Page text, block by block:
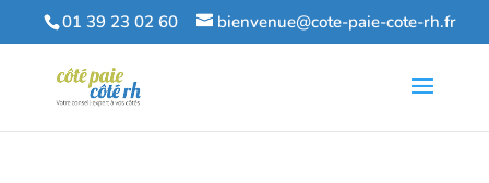
01 39 23 02 60 bienvenue@cote-paie-cote-rh.fr